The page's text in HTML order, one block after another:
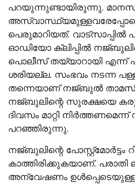
പറയുന്നുണ്ടായിരുന്നു.
പെരുമാറിയത്. വാട്‌സാപ്പില്‍
ഓഡിയോ ക്ലിപ്പില്‍
പൊലീസ് തയ്യാറായി എന്ന്
ശരിയല്ല. സംഭവം നടന്ന
തന്നെയാണ് നജ്ബുല്‍
നജ്ബുലിന്റെ സുരക്ഷയെ
ദിവസം മാറ്റി
പറഞ്ഞിരുന്നു.
നജ്ബുലിന്റെ പോസ്റ്റ്‌മോര്‍ട്ടം
കാത്തിരിക്കുകയാണ്. പരാതി
അന്വേഷണം